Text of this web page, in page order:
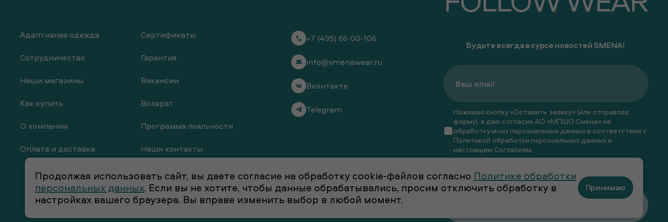
Адаптивная одежда
Сотрудничество
Наши магазины
Как купить
О компании
Оплата и доставка
Сертификаты
Гарантия
Вакансии
Возврат
Программа лояльности
Наши контакты
+7 (495) 66-00-106
info@smenawear.ru
Вконтакте
Telegram
Будьте всегда в курсе новостей SMENA!
Нажимая кнопку «Оставить заявку» (или отправляя
форму), я даю согласие АО «МПШО Смена» на
обработку моих персональных данных в соответствии с
Политикой обработки персональных данных и
настоящим Согласием.
информационных рассылок
Продолжая использовать сайт, вы даете согласие на обработку cookie-файлов согласно Политике обработки
персональных данных. Если вы не хотите, чтобы данные обрабатывались, просим отключить обработку в
настройках вашего браузера. Вы вправе изменить выбор в любой момент.
Принимаю